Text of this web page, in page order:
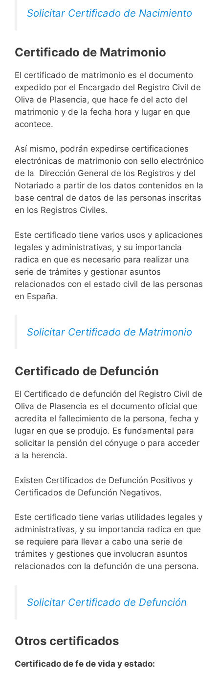
Solicitar Certificado de Nacimiento
Certificado de Matrimonio
El certificado de matrimonio es el documento
expedido por el Encargado del Registro Civil de
Oliva de Plasencia, que hace fe del acto del
matrimonio y de la fecha hora y lugar en que
acontece.
Así mismo, podrán expedirse certificaciones
electrónicas de matrimonio con sello electrónico
de la Dirección General de los Registros y del
Notariado a partir de los datos contenidos en la
base central de datos de las personas inscritas
en los Registros Civiles.
Este certificado tiene varios usos y aplicaciones
legales y administrativas, y su importancia
radica en que es necesario para realizar una
serie de trámites y gestionar asuntos
relacionados con el estado civil de las personas
en España.
Solicitar Certificado de Matrimonio
Certificado de Defunción
El Certificado de defunción del Registro Civil de
Oliva de Plasencia es el documento oficial que
acredita el fallecimiento de la persona, fecha y
lugar en que se produjo. Es fundamental para
solicitar la pensión del cónyuge o para acceder
a la herencia.
Existen Certificados de Defunción Positivos y
Certificados de Defunción Negativos.
Este certificado tiene varias utilidades legales y
administrativas, y su importancia radica en que
se requiere para llevar a cabo una serie de
trámites y gestiones que involucran asuntos
relacionados con la defunción de una persona.
Solicitar Certificado de Defunción
Otros certificados
Certificado de fe de vida y estado: